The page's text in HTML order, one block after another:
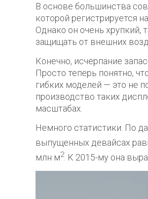
В основе большинства
которой регистрируется
Однако он очень хрупкий,
защищать от внешних
Конечно, исчерпание
Просто теперь понятно,
гибких моделей — это не
производство таких
масштабах.
Немного статистики. По
выпущенных девайсах
млн м2. К 2015-му она